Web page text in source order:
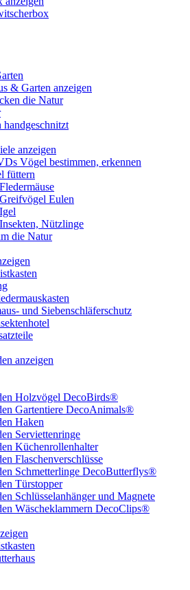
& Garten anzeigen
die Natur
anzeigen
Vögel bestimmen, erkennen
füttern
Eulen
Nützlinge
die Natur
und Siebenschläferschutz
anzeigen
Holzvögel DecoBirds®
Gartentiere DecoAnimals®
Haken
Serviettenringe
Küchenrollenhalter
Flaschenverschlüsse
Schmetterlinge DecoButterflys®
Türstopper
Schlüsselanhänger und Magnete
Wäscheklammern DecoClips®